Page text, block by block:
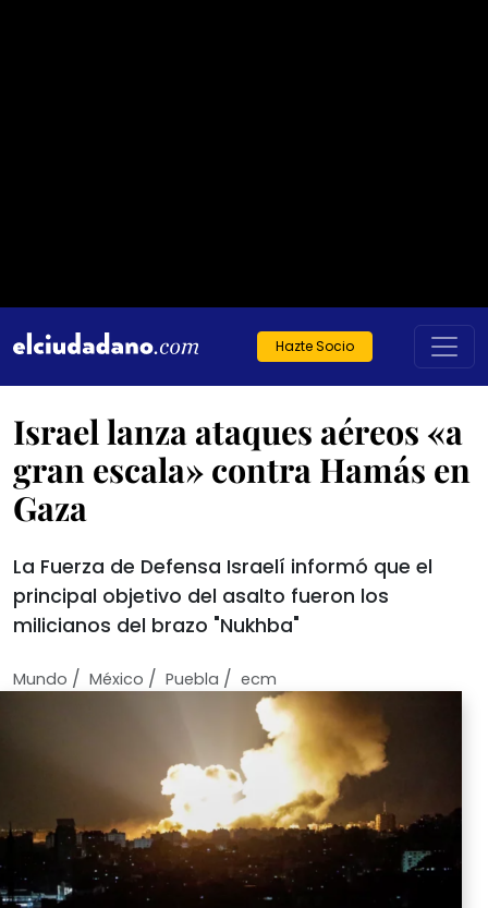
Hazte Socio
Israel lanza ataques aéreos «a
gran escala» contra Hamás en
Gaza
La Fuerza de Defensa Israelí informó que el
principal objetivo del asalto fueron los
milicianos del brazo "Nukhba"
Mundo / México / Puebla / ecm